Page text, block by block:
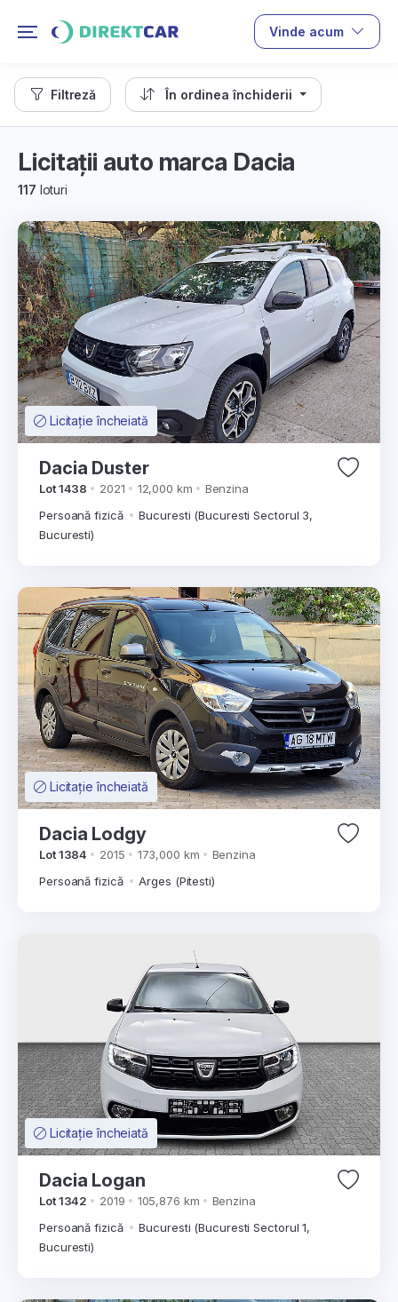
Vinde acum
Filtreză În ordinea închiderii
Licitații auto marca Dacia
117 loturi
Licitație încheiată
Dacia Duster
Lot 1438 2021 12,000 km
Benzina
Persoană fizică
Bucuresti (Bucuresti Sectorul 3,
Bucuresti)
Licitație încheiată
Dacia Lodgy
Lot 1384 2015 173,000 km
Benzina
Persoană fizică
Arges (Pitesti)
Licitație încheiată
Dacia Logan
Lot 1342 2019 105,876 km
Benzina
Persoană fizică
Bucuresti (Bucuresti Sectorul 1,
Bucuresti)